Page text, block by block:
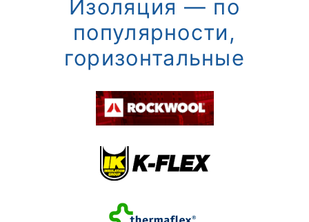
Изоляция — по
популярности,
горизонтальные